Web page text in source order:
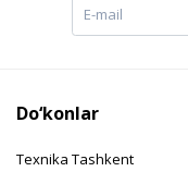
Do‘konlar
Texnika Tashkent